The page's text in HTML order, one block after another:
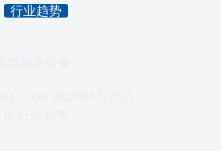
行业趋势